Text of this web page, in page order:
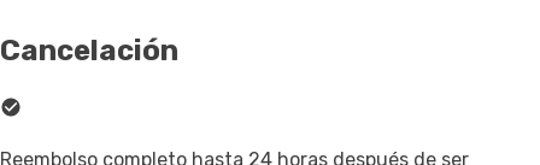
Cancelación
Reembolso completo hasta 24 horas después de ser